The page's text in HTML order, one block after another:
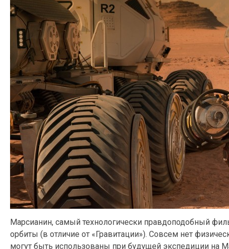
Марсианин, самый технологически правдоподобный
орбиты (в отличие от «Гравитации»). Совсем нет
могут быть использованы при будущей экспедиции на